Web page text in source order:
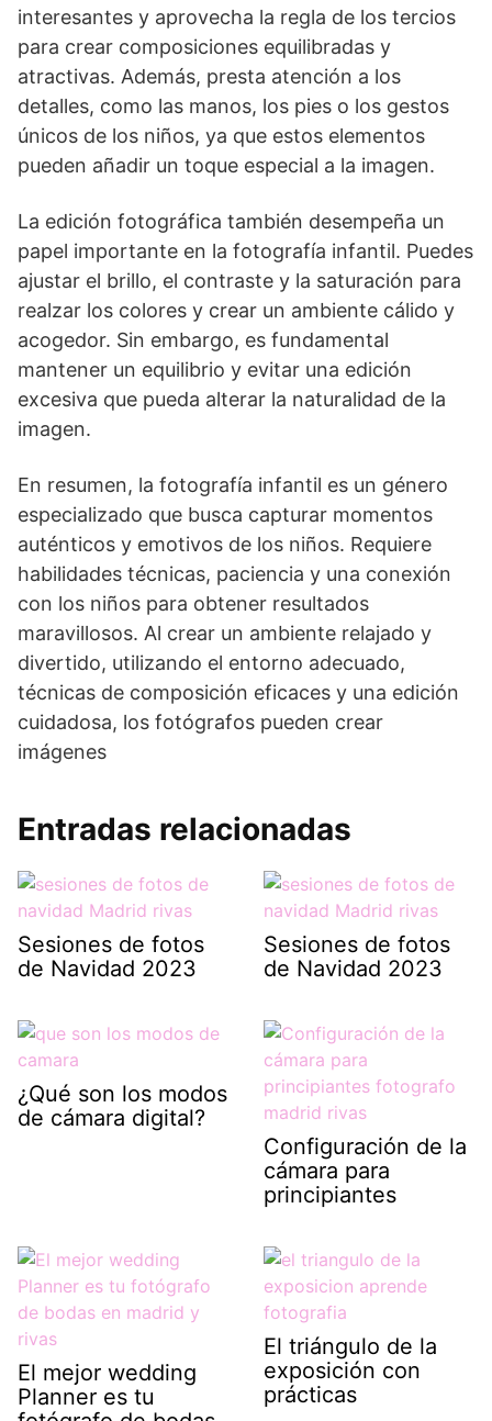
interesantes y aprovecha la regla de los tercios
para crear composiciones equilibradas y
atractivas. Además, presta atención a los
detalles, como las manos, los pies o los gestos
únicos de los niños, ya que estos elementos
pueden añadir un toque especial a la imagen.
La edición fotográfica también desempeña un
papel importante en la fotografía infantil. Puedes
ajustar el brillo, el contraste y la saturación para
realzar los colores y crear un ambiente cálido y
acogedor. Sin embargo, es fundamental
mantener un equilibrio y evitar una edición
excesiva que pueda alterar la naturalidad de la
imagen.
En resumen, la fotografía infantil es un género
especializado que busca capturar momentos
auténticos y emotivos de los niños. Requiere
habilidades técnicas, paciencia y una conexión
con los niños para obtener resultados
maravillosos. Al crear un ambiente relajado y
divertido, utilizando el entorno adecuado,
técnicas de composición eficaces y una edición
cuidadosa, los fotógrafos pueden crear
imágenes
Entradas relacionadas
Sesiones de fotos
de Navidad 2023
Sesiones de fotos
de Navidad 2023
¿Qué son los modos
de cámara digital?
Configuración de la
cámara para
principiantes
El mejor wedding
Planner es tu
El triángulo de la
exposición con
prácticas